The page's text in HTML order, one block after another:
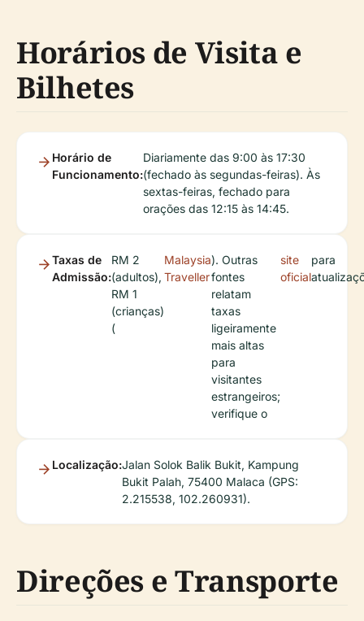
Horários de Visita e
Bilhetes
Horário de
Funcionamento:
Diariamente das 9:00 às 17:30
(fechado às segundas-feiras). Às
sextas-feiras, fechado para
orações das 12:15 às 14:45.
Taxas de
Admissão:
RM 2
(adultos),
RM 1
(crianças)
(
Malaysia
Traveller
). Outras
fontes
relatam
taxas
ligeiramente
mais altas
para
visitantes
estrangeiros;
verifique o
site
oficial
para
Localização:Jalan Solok Balik Bukit, Kampung
Bukit Palah, 75400 Malaca (GPS:
2.215538, 102.260931).
Direções e Transporte